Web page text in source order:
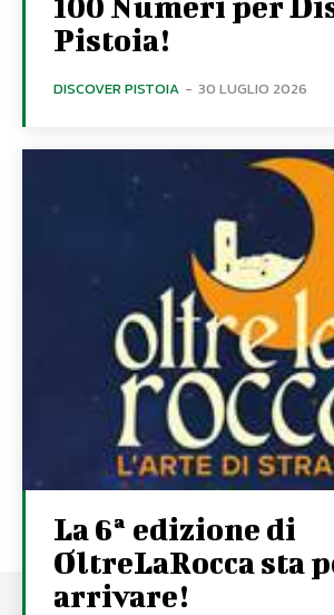
Pistoia!
DISCOVER PISTOIA - 30 LUGLIO 2026
La 6ª edizione di
OltreLaRocca sta
arrivare!